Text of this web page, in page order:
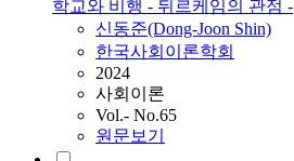
학교와 비행 - 뒤르케임의 관점 -
신동준(Dong-Joon Shin)
한국사회이론학회
2024
사회이론
Vol.- No.65
원문보기